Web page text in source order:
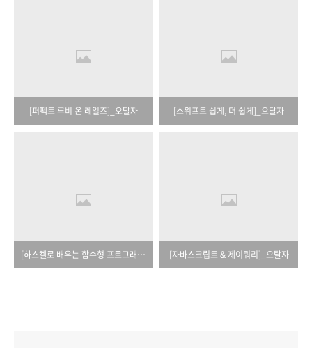
[퍼펙트 루비 온 레일즈]_오탈자 [스위프트 쉽게, 더 쉽게]_오탈자
[하스켈로 배우는 함수형 프로그래밍]_오탈자 [자바스크립트 & 제이쿼리]_오탈자